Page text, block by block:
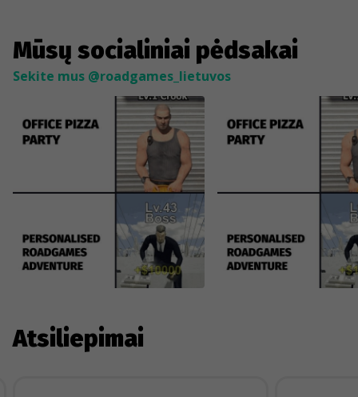
Mūsų socialiniai pėdsakai
Sekite mus @roadgames_lietuvos
Atsiliepimai